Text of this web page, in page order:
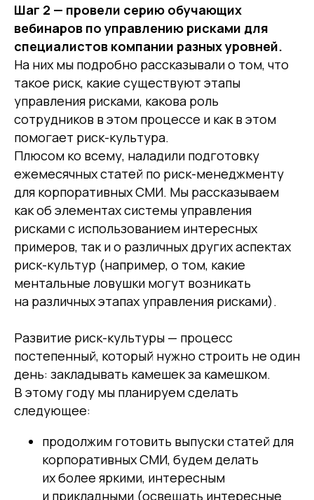
Шаг 2 — провели серию обучающих
вебинаров по управлению рисками для
специалистов компании разных уровней.
На них мы подробно рассказывали о том, что
такое риск, какие существуют этапы
управления рисками, какова роль
сотрудников в этом процессе и как в этом
помогает риск-культура.
Плюсом ко всему, наладили подготовку
ежемесячных статей по риск-менеджменту
для корпоративных СМИ. Мы рассказываем
как об элементах системы управления
рисками с использованием интересных
примеров, так и о различных других аспектах
риск-культур (например, о том, какие
ментальные ловушки могут возникать
на различных этапах управления рисками).
Развитие риск-культуры — процесс
постепенный, который нужно строить не один
день: закладывать камешек за камешком.
В этому году мы планируем сделать
следующее:
продолжим готовить выпуски статей для
корпоративных СМИ, будем делать
их более яркими, интересным
и прикладными (освещать интересные